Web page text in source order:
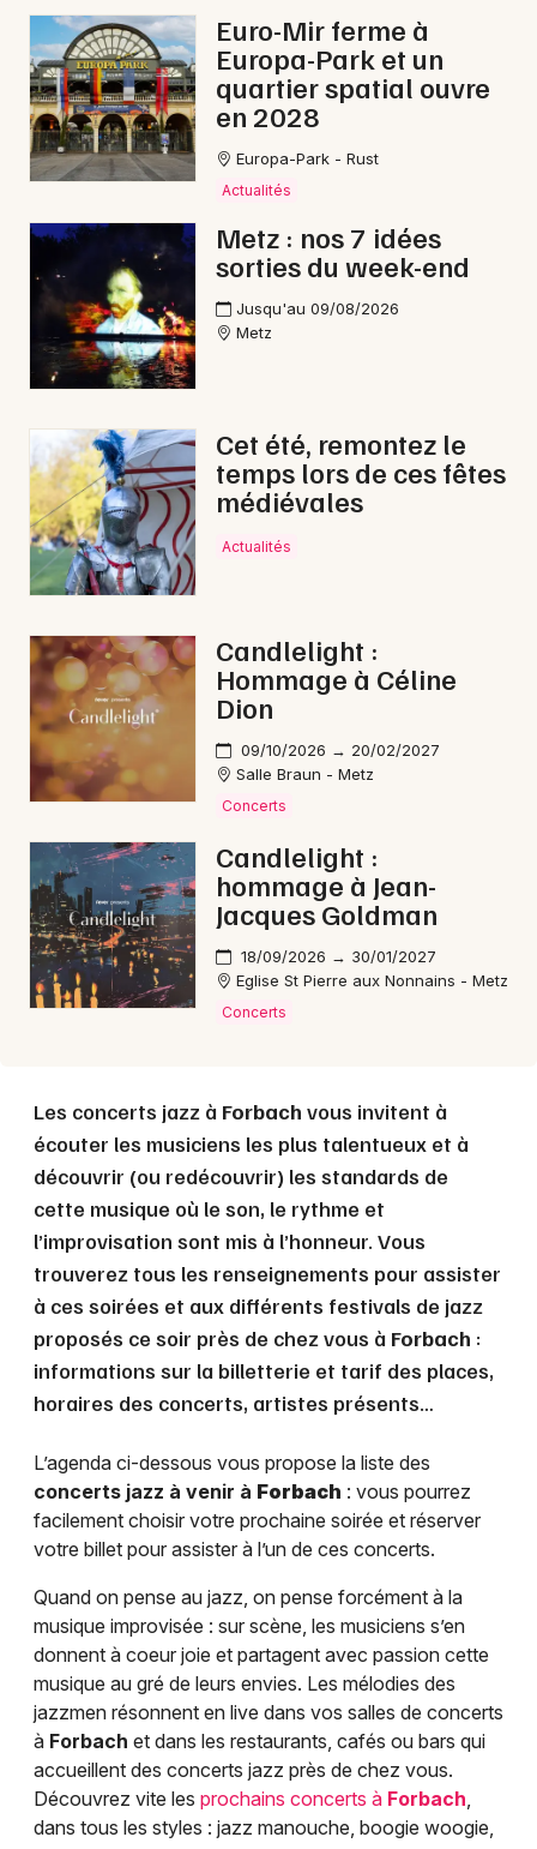
Expos
Sorties & loisirs
Jazz en Moselle
Jazz dans le Grand Est
Artistes en tournée
Actus à Forbach
Magazine à Forbach
57 - Moselle
Choisir mes départements
Mon email
Euro-Mir ferme à
Europa-Park et un
quartier spatial ouvre
en 2028
Europa-Park - Rust
Actualités
Metz : nos 7 idées
sorties du week-end
Jusqu'au 09/08/2026
Metz
Cet été, remontez le
temps lors de ces fêtes
médiévales
Actualités
Candlelight :
Hommage à Céline
Dion
09/10/2026 → 20/02/2027
Salle Braun - Metz
Concerts
Candlelight :
hommage à Jean-
Jacques Goldman
18/09/2026 → 30/01/2027
Eglise St Pierre aux Nonnains - Metz
Concerts
Les concerts jazz à Forbach vous invitent à
écouter les musiciens les plus talentueux et à
découvrir (ou redécouvrir) les standards de
cette musique où le son, le rythme et
l’improvisation sont mis à l’honneur. Vous
trouverez tous les renseignements pour assister
à ces soirées et aux différents festivals de jazz
proposés ce soir près de chez vous à Forbach :
informations sur la billetterie et tarif des places,
horaires des concerts, artistes présents…
L’agenda ci-dessous vous propose la liste des
concerts jazz à venir à Forbach : vous pourrez
facilement choisir votre prochaine soirée et réserver
votre billet pour assister à l’un de ces concerts.
Quand on pense au jazz, on pense forcément à la
musique improvisée : sur scène, les musiciens s’en
donnent à coeur joie et partagent avec passion cette
musique au gré de leurs envies. Les mélodies des
jazzmen résonnent en live dans vos salles de concerts
à Forbach et dans les restaurants, cafés ou bars qui
accueillent des concerts jazz près de chez vous.
Découvrez vite les prochains concerts à Forbach,
dans tous les styles : jazz manouche, boogie woogie,